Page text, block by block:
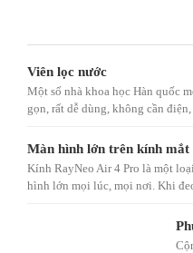
Viên lọc nước
Một số nhà khoa học Hàn quốc
gọn, rất dễ dùng, không cần
Màn hình lớn trên kính mắt
Kính RayNeo Air 4 Pro là một
hình lớn mọi lúc, mọi nơi. Khi